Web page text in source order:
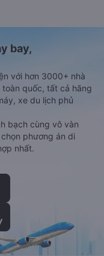
bay,
với hơn 3000+ nhà
quốc, tất cả hãng
xe du lịch phủ
bạch cùng vô vàn
phương án di
nhất.